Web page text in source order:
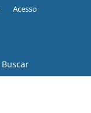
Buscar
Acesso